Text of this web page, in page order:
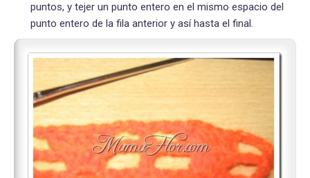
puntos, y tejer un punto entero en el mismo espacio del
punto entero de la fila anterior y así hasta el final.